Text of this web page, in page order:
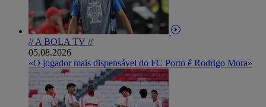
// A BOLA TV //
05.08.2026
«O jogador mais dispensável do FC Porto é Rodrigo Mora»